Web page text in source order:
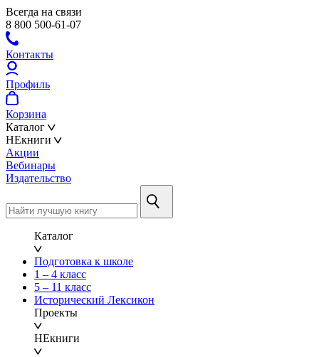
Всегда на связи
8 800 500-61-07
Контакты
Профиль
Корзина
Каталог
НЕкниги
Акции
Вебинары
Издательство
Каталог
Подготовка к школе
1 – 4 класс
5 – 11 класс
Исторический Лексикон
Проекты
НЕкниги